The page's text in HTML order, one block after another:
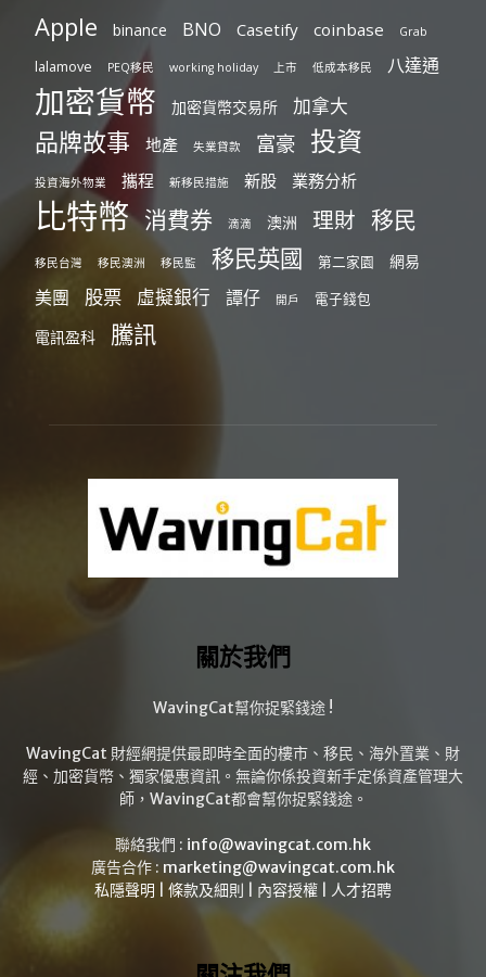
Apple binance BNO Casetify coinbase Grab
lalamove PEQ移民 working holiday 上市 低成本移民 八達通
加密貨幣 加密貨幣交易所 加拿大
品牌故事 地產 失業貸款 富豪 投資
投資海外物業 攜程 新移民措施 新股 業務分析
比特幣 消費券 滴滴 澳洲 理財 移民
移民台灣 移民澳洲 移民監 移民英國 第二家園 網易
美團 股票 虛擬銀行 譚仔 開戶 電子錢包
電訊盈科 騰訊
關於我們
WavingCat幫你捉緊錢途 !
WavingCat 財經網提供最即時全面的樓市、移民、海外置業、財
經、加密貨幣、獨家優惠資訊。無論你係投資新手定係資產管理大
師，WavingCat都會幫你捉緊錢途。
聯絡我們 : info@wavingcat.com.hk
廣告合作 : marketing@wavingcat.com.hk
私隱聲明
條款及細則 內容授權 人才招聘